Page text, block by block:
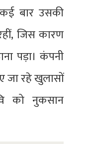
बार उसकी
जिस कारण
पड़ा। कंपनी
जा रहे खुलासों
को नुकसान